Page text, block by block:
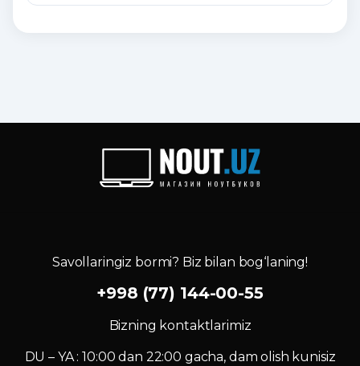
Savollaringiz bormi? Biz bilan bog‘laning!
+998 (77) 144-00-55
Bizning kontaktlarimiz
DU – YA : 10:00 dan 22:00 gacha, dam olish kunisiz